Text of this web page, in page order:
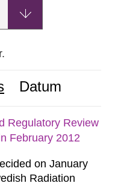
Datum
Regulatory Review
February 2012
on January
Radiation